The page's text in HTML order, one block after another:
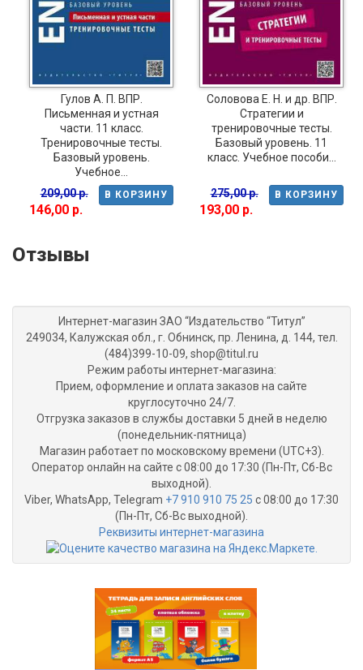
Гулов А. П. ВПР.
Письменная и устная
части. 11 класс.
Тренировочные тесты.
Базовый уровень.
Учебное...
В КОРЗИНУ
209,00 р.
146,00 р.
Соловова Е. Н. и др. ВПР.
Стратегии и
тренировочные тесты.
Базовый уровень. 11
класс. Учебное пособи...
В КОРЗИНУ
275,00 р.
193,00 р.
Отзывы
Интернет-магазин ЗАО “Издательство “Титул”
249034, Калужская обл., г. Обнинск, пр. Ленина, д. 144, тел.
(484)399-10-09, shop@titul.ru
Режим работы интернет-магазина:
Прием, оформление и оплата заказов на сайте
круглосуточно 24/7.
Отгрузка заказов в службы доставки 5 дней в неделю
(понедельник-пятница)
Магазин работает по московскому времени (UTC+3).
Оператор онлайн на сайте с 08:00 до 17:30 (Пн-Пт, Сб-Вс
выходной).
Viber, WhatsApp, Telegram +7 910 910 75 25 с 08:00 до 17:30
(Пн-Пт, Сб-Вс выходной).
Реквизиты интернет-магазина